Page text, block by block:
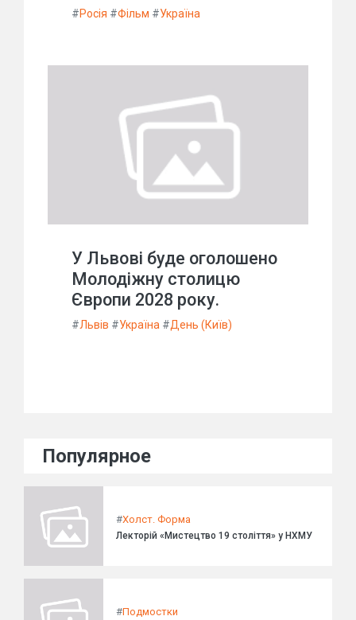
#Росія #Фільм #Україна
У Львові буде оголошено
Молодіжну столицю
Європи 2028 року.
#Львів #Україна #День (Київ)
Популярное
#Холст. Форма
Лекторій «Мистецтво 19 століття» у НХМУ
#Подмостки